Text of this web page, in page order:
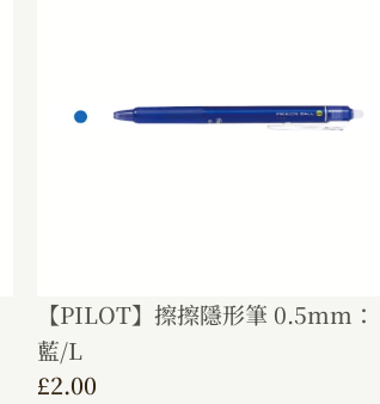
【PILOT】擦擦隱形筆 0.5mm：
藍/L
£2.00